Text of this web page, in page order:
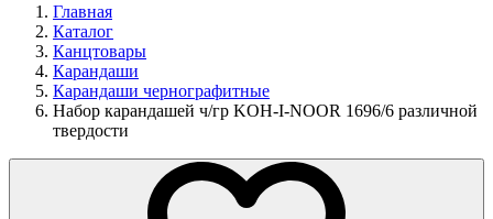
Главная
Каталог
Канцтовары
Карандаши
Карандаши чернографитные
Набор карандашей ч/гр KOH-I-NOOR 1696/6 различной
твердости